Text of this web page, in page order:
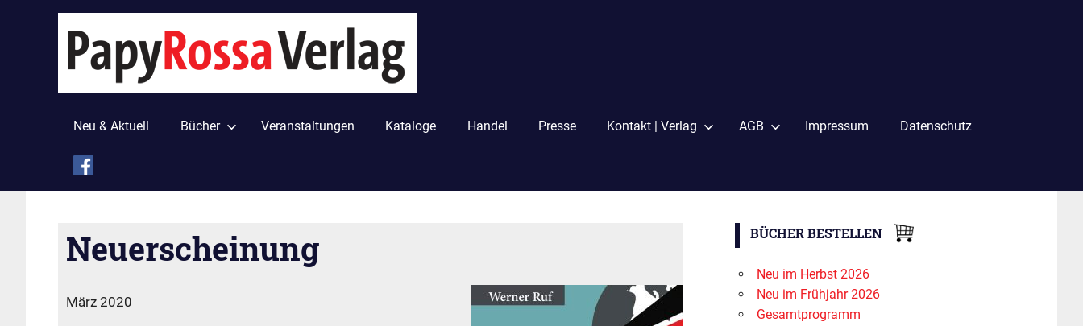
Neu & Aktuell Bücher Veranstaltungen Kataloge Handel Presse Kontakt | Verlag AGB Impressum Datenschutz
Neuerscheinung
März 2020
BÜCHER BESTELLEN
Neu im Herbst 2026
Neu im Frühjahr 2026
Gesamtprogramm